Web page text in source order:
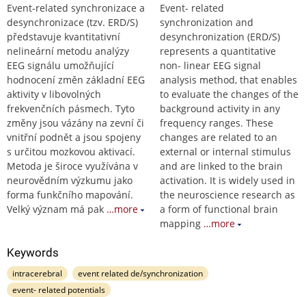
Event-related synchronizace a
desynchronizace (tzv. ERD/S)
představuje kvantitativní
nelineární metodu analýzy
EEG signálu umožňující
hodnocení změn základní EEG
aktivity v libovolných
frekvenčních pásmech. Tyto
změny jsou vázány na zevní či
vnitřní podnět a jsou spojeny
s určitou mozkovou aktivací.
Metoda je široce využívána v
neurovědním výzkumu jako
forma funkčního mapování.
Velký význam má pak …more
Event- related
synchronization and
desynchronization (ERD/S)
represents a quantitative
non- linear EEG signal
analysis method, that enables
to evaluate the changes of the
background activity in any
frequency ranges. These
changes are related to an
external or internal stimulus
and are linked to the brain
activation. It is widely used in
the neuroscience research as
a form of functional brain
mapping …more
Keywords
intracerebral
event related de/synchronization
event- related potentials